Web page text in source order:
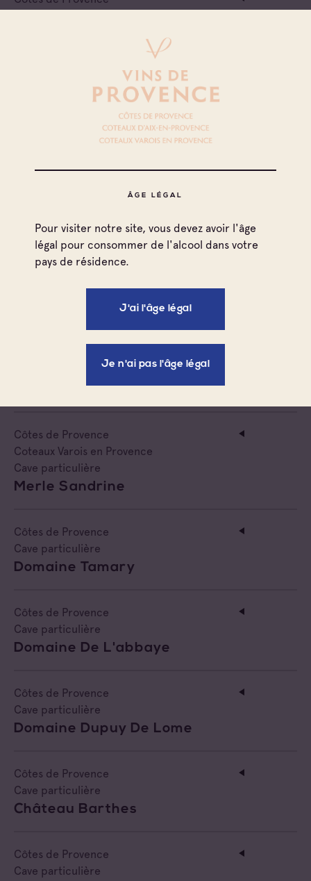
ÂGE LÉGAL
Pour visiter notre site, vous devez avoir l'âge
légal pour consommer de l'alcool dans votre
pays de résidence.
J'ai l'âge légal
Je n'ai pas l'âge légal
Coteaux d'Aix-en-Provence
Cave particulière
Côtes de Provence
Cave particulière
Bois Des Demoiselles
Rimauresq
Côtes de Provence
Coteaux Varois en Provence
Cave particulière
Merle Sandrine
Côtes de Provence
Cave particulière
Domaine Tamary
Côtes de Provence
Cave particulière
Domaine De L'abbaye
Côtes de Provence
Cave particulière
Domaine Dupuy De Lome
Côtes de Provence
Cave particulière
Château Barthes
Côtes de Provence
Cave particulière